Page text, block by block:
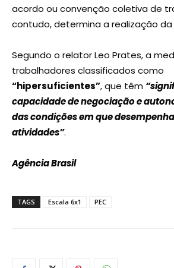
acordo ou convenção coletiva de
contudo, determina a realização da
Segundo o relator Leo Prates, a
trabalhadores classificados como
“hipersuficientes”, que têm
capacidade de negociação e
das condições em que
atividades”.
Agência Brasil
TAGS Escala 6x1 PEC